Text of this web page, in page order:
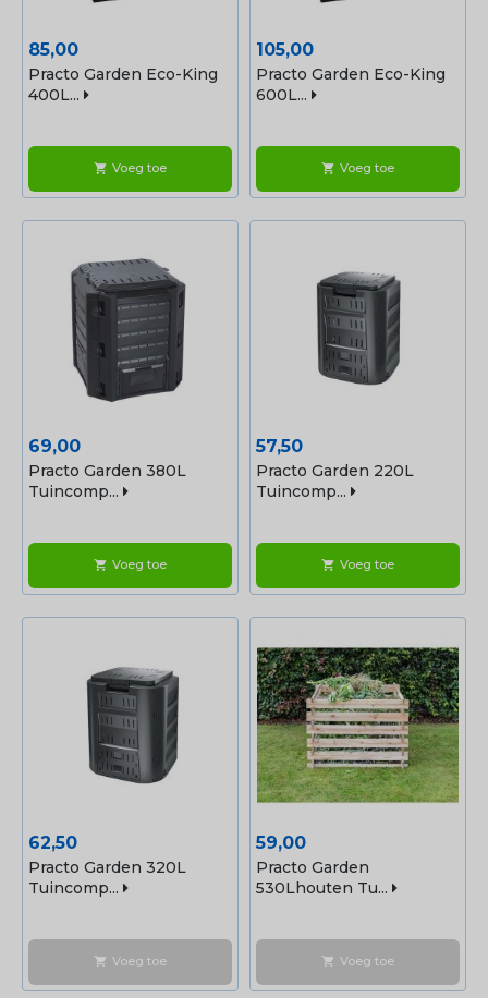
Prijs
85,00
Practo Garden Eco-King
400L...
shopping_cart Voeg toe
Prijs
105,00
Practo Garden Eco-King
600L...
shopping_cart Voeg toe
Prijs
69,00
Practo Garden 380L
Tuincomp...
shopping_cart Voeg toe
Prijs
57,50
Practo Garden 220L
Tuincomp...
shopping_cart Voeg toe
Prijs
62,50
Practo Garden 320L
Tuincomp...
shopping_cart Voeg toe
Prijs
59,00
Practo Garden
530Lhouten Tu...
shopping_cart Voeg toe